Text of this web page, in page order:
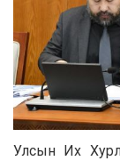
Улсын Их